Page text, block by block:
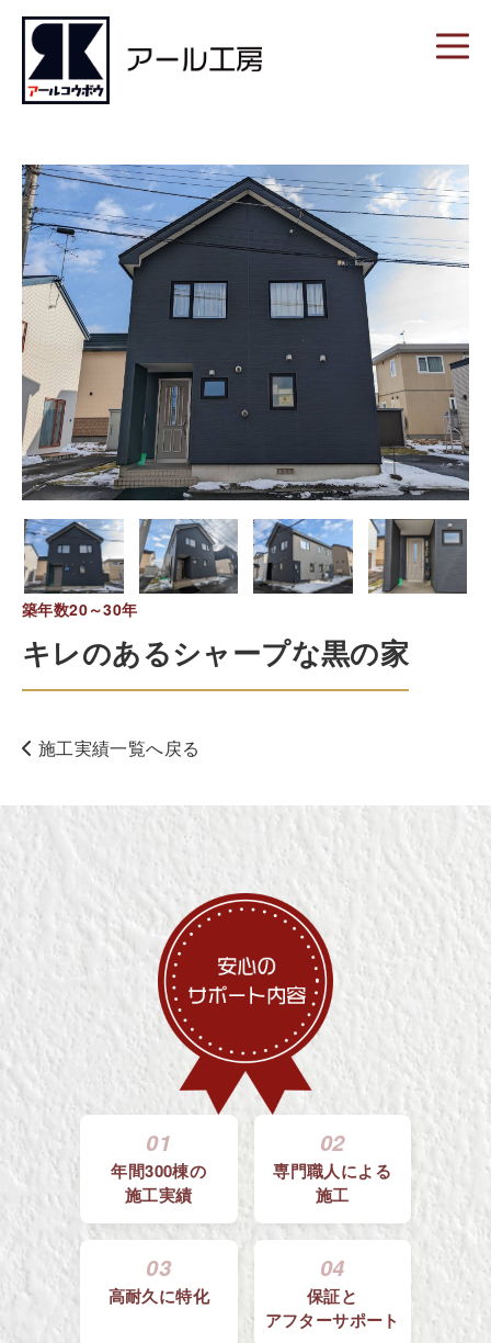
築年数20～30年
キレのあるシャープな黒の家
施工実績一覧へ戻る
01
年間300棟の
施工実績
02
専門職人による
施工
03
高耐久に特化
04
保証と
アフターサポート